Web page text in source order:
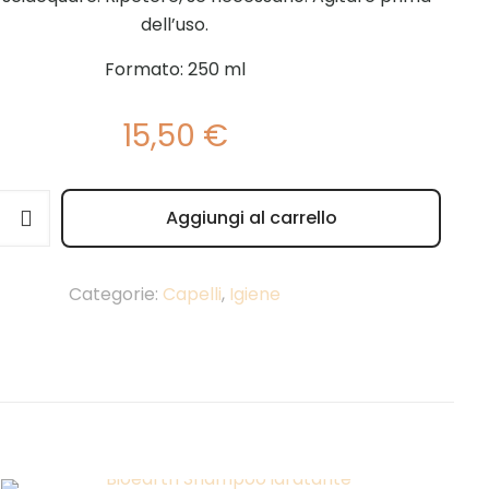
dell’uso.
Formato: 250 ml
15,50 €
Aggiungi al carrello
Categorie: Capelli, Igiene